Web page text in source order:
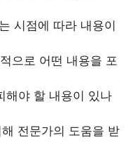
시점에 따라 내용이
으로 어떤 내용을 포
해야 할 내용이 있나
전문가의 도움을 받